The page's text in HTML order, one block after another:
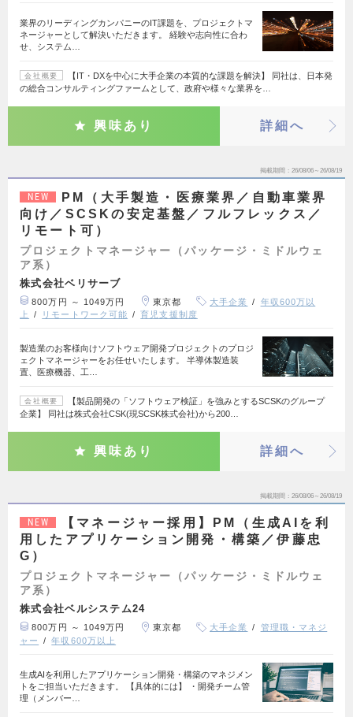
業界のリーディングカンパニーのIT課題を、プロジェクトマ
ネージャーとして解決いただきます。 経験や志向性に合わ
せ、システム…
会社概要
【IT・DXを中心に大手企業の本質的な課題を解決】 同社は、日本発
の総合コンサルティングファームとして、政府や様々な業界を…
興味あり 詳細へ
掲載期間 26/08/06～26/08/19
NEW
PM（大手製造・医療業界／自動車業界
向け／SCSKの安定基盤／フルフレックス／
リモート可）
プロジェクトマネージャー（パッケージ・ミドルウェ
ア系）
株式会社ベリサーブ
800万円 ～ 1049万円 東京都 大手企業
年収600万以
上
リモートワーク可能 育児支援制度
製造業のお客様向けソフトウェア開発プロジェクトのプロジ
ェクトマネージャーをお任せいたします。 半導体製造装
置、医療機器、工…
会社概要
【製品開発の「ソフトウェア検証」を強みとするSCSKのグループ
企業】 同社は株式会社CSK(現SCSK株式会社)から200…
興味あり 詳細へ
掲載期間 26/08/06～26/08/19
NEW
【マネージャー採用】PM（生成AIを利
用したアプリケーション開発・構築／伊藤忠
G）
プロジェクトマネージャー（パッケージ・ミドルウェ
ア系）
株式会社ベルシステム24
800万円 ～ 1049万円 東京都 大手企業
管理職・マネジ
ャー
年収600万以上
生成AIを利用したアプリケーション開発・構築のマネジメン
トをご担当いただきます。 【具体的には】 ・開発チーム管
理（メンバー…